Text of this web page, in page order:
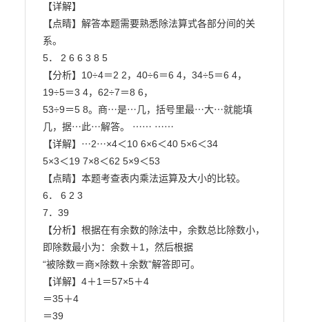
【详解】
【点睛】解答本题需要熟悉除法算式各部分间的关
系。
5． 2 6 6 3 8 5
【分析】10÷4＝2 2，40÷6＝6 4，34÷5＝6 4，
19÷5＝3 4，62÷7＝8 6，
53÷9＝5 8。商⋯是⋯几，括号里最⋯大⋯就能填
几，据⋯此⋯解答。 ⋯⋯ ⋯⋯
【详解】⋯2⋯×4＜10 6×6＜40 5×6＜34
5×3＜19 7×8＜62 5×9＜53
【点睛】本题考查表内乘法运算及大小的比较。
6． 6 2 3
7．39
【分析】根据在有余数的除法中，余数总比除数小，
即除数最小为：余数＋1，然后根据
“被除数＝商×除数＋余数”解答即可。
【详解】4＋1＝57×5＋4
＝35＋4
＝39